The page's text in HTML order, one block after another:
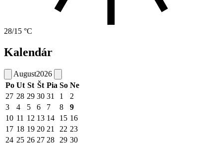
28/15 °C
Kalendár
August2026
Po Ut St Št Pia So Ne
27 28 29 30 31 1
2
3
4 5 6 7 8
9
10 11 12 13 14 15 16
17 18 19 20 21 22 23
24 25 26 27 28 29 30